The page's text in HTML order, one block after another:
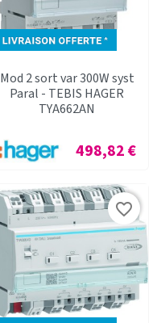
Mod 2 sort var 300W syst
Paral - TEBIS HAGER
TYA662AN
Prix
498,82 €
favorite_border